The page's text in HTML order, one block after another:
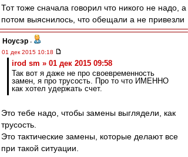
Тот тоже сначала говорил что никого не надо, а
потом выяснилось, что обещали а не привезли
Ноусэр -
01 дек 2015 10:18
irod sm » 01 дек 2015 09:58
Так вот я даже не про своевременность
замен, я про трусость. Про то что ИМЕННО
как хотел удержать счет.
Это тебе надо, чтобы замены выглядели, как
трусость.
Это тактические замены, которые делают все
при такой ситуации.